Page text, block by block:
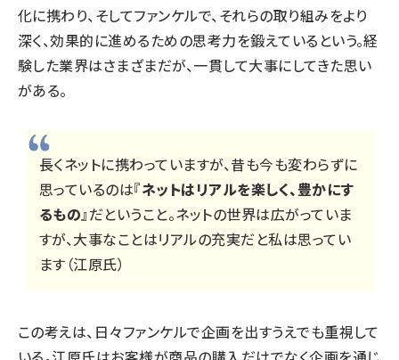
化に携わり、そしてファンケルで、それらの取り組みをより
深く、効果的に進めるための思考力を鍛えているという。経
験した業界はさまざまだが、一貫して大事にしてきた思い
がある。
長くネットに携わっていますが、昔も今も変わらずに
思っているのは『ネットはリアルを楽しく、豊かにす
るもの』だということ。ネットの世界は広がっていま
すが、大事なことはリアルの充実だと私は思ってい
ます（江原氏）
この考えは、日々ファンケルで企画を出すうえでも重視して